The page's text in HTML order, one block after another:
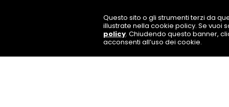
Questo sito o gli strumenti terzi da
illustrate nella cookie policy. Se vuoi
policy. Chiudendo questo banner,
acconsenti all’uso dei cookie.